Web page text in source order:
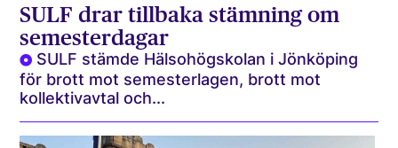
SULF drar tillbaka stämning om
semesterdagar
SULF stämde Hälsohögskolan i Jönköping
för brott mot semesterlagen, brott mot
kollektivavtal och...